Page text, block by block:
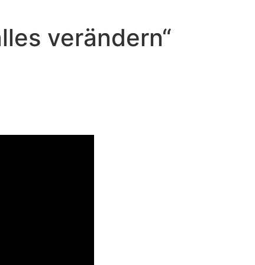
verändern“